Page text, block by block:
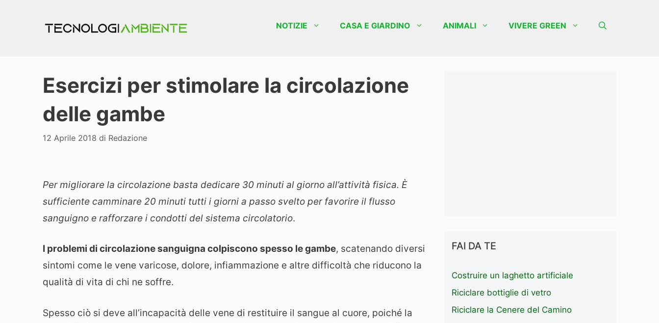
NOTIZIE CASA E GIARDINO ANIMALI VIVERE GREEN
Esercizi per stimolare la circolazione
delle gambe
12 Aprile 2018 di Redazione
Per migliorare la circolazione basta dedicare 30 minuti al giorno all’attività fisica. È
sufficiente camminare 20 minuti tutti i giorni a passo svelto per favorire il flusso
sanguigno e rafforzare i condotti del sistema circolatorio.
I problemi di circolazione sanguigna colpiscono spesso le gambe, scatenando diversi
sintomi come le vene varicose, dolore, infiammazione e altre difficoltà che riducono la
qualità di vita di chi ne soffre.
Spesso ciò si deve all’incapacità delle vene di restituire il sangue al cuore, poiché la
FAI DA TE
Costruire un laghetto artificiale
Riciclare bottiglie di vetro
Riciclare la Cenere del Camino